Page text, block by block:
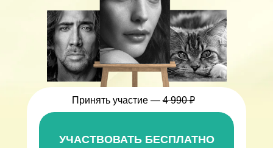
Принять участие —4 990 ₽
УЧАСТВОВАТЬ БЕСПЛАТНО